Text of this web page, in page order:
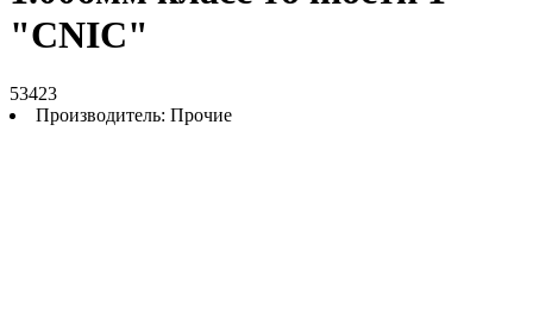
"CNIC"
53423
Производитель: Прочие